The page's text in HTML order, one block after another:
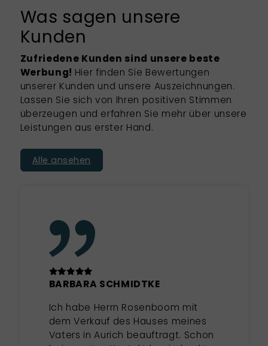
Was sagen unsere
Kunden
Zufriedene Kunden sind unsere beste
Werbung! Hier finden Sie Bewertungen
unserer Kunden und unsere Auszeichnungen.
Lassen Sie sich von Ihren positiven Stimmen
überzeugen und erfahren Sie mehr über unsere
Leistungen aus erster Hand.
Alle ansehen
BARBARA SCHMIDTKE
Ich habe Herrn Rosenboom mit
dem Verkauf des Hauses meines
Vaters in Aurich beauftragt. Schon